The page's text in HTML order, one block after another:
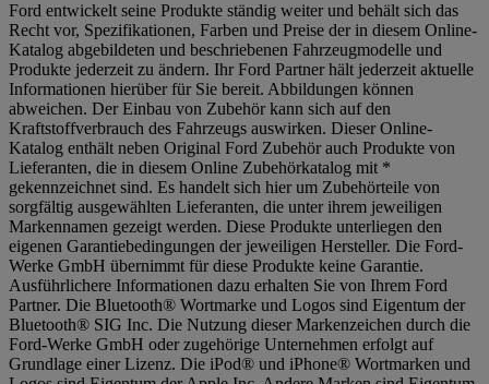
Ford entwickelt seine Produkte ständig weiter und behält sich das
Recht vor, Spezifikationen, Farben und Preise der in diesem Online-
Katalog abgebildeten und beschriebenen Fahrzeugmodelle und
Produkte jederzeit zu ändern. Ihr Ford Partner hält jederzeit aktuelle
Informationen hierüber für Sie bereit. Abbildungen können
abweichen. Der Einbau von Zubehör kann sich auf den
Kraftstoffverbrauch des Fahrzeugs auswirken. Dieser Online-
Katalog enthält neben Original Ford Zubehör auch Produkte von
Lieferanten, die in diesem Online Zubehörkatalog mit *
gekennzeichnet sind. Es handelt sich hier um Zubehörteile von
sorgfältig ausgewählten Lieferanten, die unter ihrem jeweiligen
Markennamen gezeigt werden. Diese Produkte unterliegen den
eigenen Garantiebedingungen der jeweiligen Hersteller. Die Ford-
Werke GmbH übernimmt für diese Produkte keine Garantie.
Ausführlichere Informationen dazu erhalten Sie von Ihrem Ford
Partner. Die Bluetooth® Wortmarke und Logos sind Eigentum der
Bluetooth® SIG Inc. Die Nutzung dieser Markenzeichen durch die
Ford-Werke GmbH oder zugehörige Unternehmen erfolgt auf
Grundlage einer Lizenz. Die iPod® und iPhone® Wortmarken und